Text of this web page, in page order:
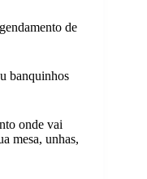
de
banquinhos
onde vai
mesa, unhas,